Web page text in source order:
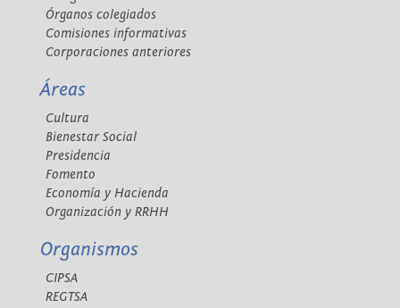
Órganos colegiados
Comisiones informativas
Corporaciones anteriores
Áreas
Cultura
Bienestar Social
Presidencia
Fomento
Economía y Hacienda
Organización y RRHH
Organismos
CIPSA
REGTSA